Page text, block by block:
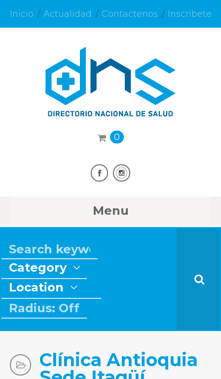
Inicio Actualidad Contactenos Inscribete
0
Menu
Category
Location
Radius: Off
Clínica Antioquia